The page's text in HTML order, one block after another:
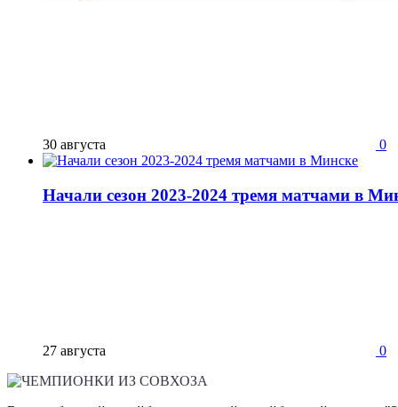
30 августа 0
Начали сезон 2023-2024 тремя матчами в
27 августа 0